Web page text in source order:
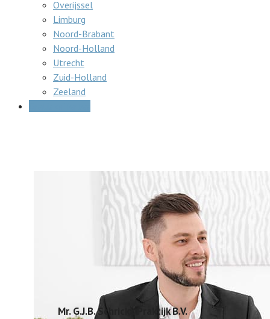
Overijssel
Limburg
Noord-Brabant
Noord-Holland
Utrecht
Zuid-Holland
Zeeland
Mr. G.J.B. Schrickx Praktijk B.V.